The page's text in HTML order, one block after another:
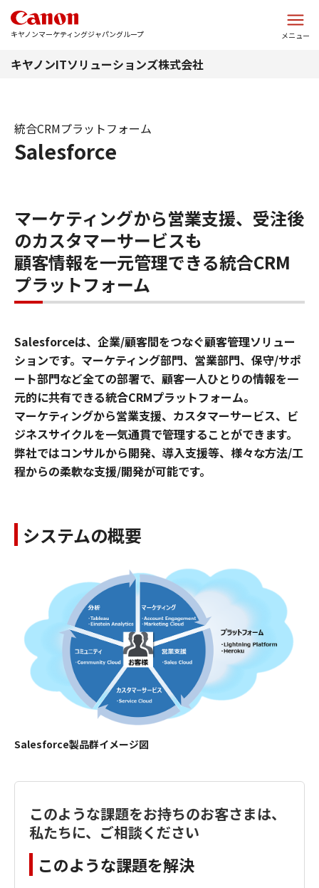
キヤノンマーケティングジャパングループ メニュー
キヤノンITソリューションズ株式会社
Salesforce
統合CRMプラットフォーム
マーケティングから営業支援、受注後
のカスタマーサービスも
顧客情報を一元管理できる統合CRM
プラットフォーム
Salesforceは、企業/顧客間をつなぐ顧客管理ソリュー
ションです。マーケティング部門、営業部門、保守/サポ
ート部門など全ての部署で、顧客一人ひとりの情報を一
元的に共有できる統合CRMプラットフォーム。
マーケティングから営業支援、カスタマーサービス、ビ
ジネスサイクルを一気通貫で管理することができます。
弊社ではコンサルから開発、導入支援等、様々な方法/工
程からの柔軟な支援/開発が可能です。
システムの概要
Salesforce製品群イメージ図
このような課題をお持ちのお客さまは、
私たちに、ご相談ください
このような課題を解決